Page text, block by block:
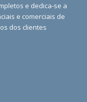
e dedica-se a
e comerciais de
dos clientes